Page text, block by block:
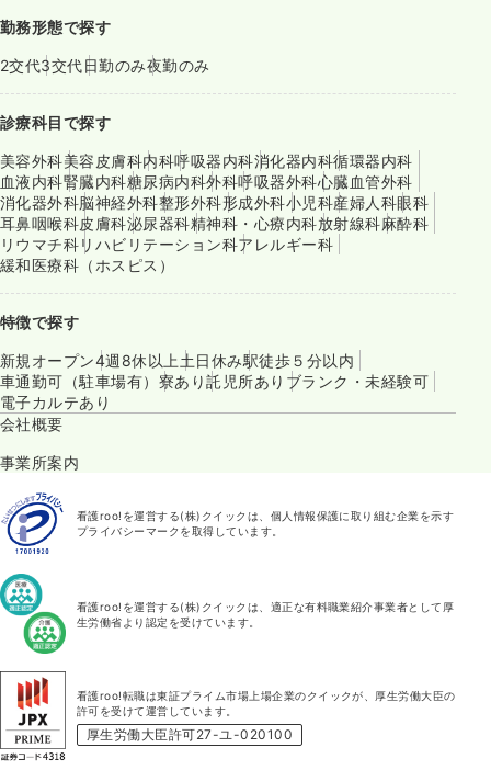
勤務形態で探す
2交代3交代日勤のみ夜勤のみ
診療科目で探す
美容外科美容皮膚科内科呼吸器内科消化器内科循環器内科
血液内科腎臓内科糖尿病内科外科呼吸器外科心臓血管外科
消化器外科脳神経外科整形外科形成外科小児科産婦人科眼科
耳鼻咽喉科皮膚科泌尿器科精神科・心療内科放射線科麻酔科
リウマチ科リハビリテーション科アレルギー科
緩和医療科（ホスピス）
特徴で探す
新規オープン4週8休以上 土日休み駅徒歩５分以内
車通勤可（駐車場有） 寮あり託児所あり ブランク・未経験可
電子カルテあり
会社概要
事業所案内
看護roo!を運営する(株)クイックは、個人情報保護に取り組む企業を示す
プライバシーマークを取得しています。
看護roo!を運営する(株)クイックは、適正な有料職業紹介事業者として厚
生労働省より認定を受けています。
看護roo!転職は東証プライム市場上場企業のクイックが、厚生労働大臣の
許可を受けて運営しています。
厚生労働大臣許可27-ユ-020100